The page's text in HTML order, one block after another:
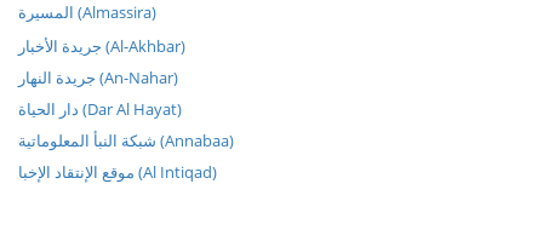
المسيرة (Almassira)
جريدة الأخبار (Al-Akhbar)
جريدة النهار (An-Nahar)
دار الحياة (Dar Al Hayat)
شبكة النبأ المعلوماتية (Annabaa)
موقع الإنتقاد الإخبا (Al Intiqad)